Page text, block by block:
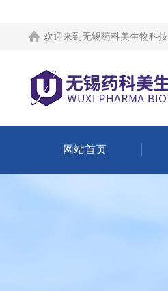
欢迎来到 无锡药科美生物科
网站首页